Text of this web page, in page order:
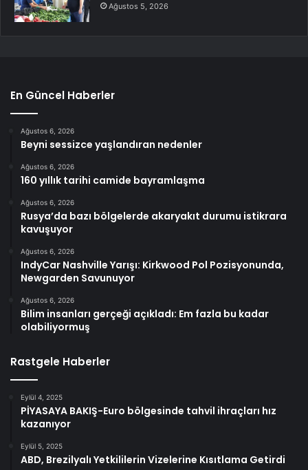
Ağustos 5, 2026
En Güncel Haberler
Ağustos 6, 2026
Beyni sessizce yaşlandıran nedenler
Ağustos 6, 2026
160 yıllık tarihi camide bayramlaşma
Ağustos 6, 2026
Rusya’da bazı bölgelerde akaryakıt durumu istikrara
kavuşuyor
Ağustos 6, 2026
IndyCar Nashville Yarışı: Kirkwood Pol Pozisyonunda,
Newgarden Savunuyor
Ağustos 6, 2026
Bilim insanları gerçeği açıkladı: Em fazla bu kadar
olabiliyormuş
Rastgele Haberler
Eylül 4, 2025
PİYASAYA BAKIŞ-Euro bölgesinde tahvil ihraçları hız
kazanıyor
Eylül 5, 2025
ABD, Brezilyalı Yetkililerin Vizelerine Kısıtlama Getirdi